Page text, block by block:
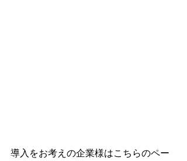
導入をお考えの企業様はこちらのペー